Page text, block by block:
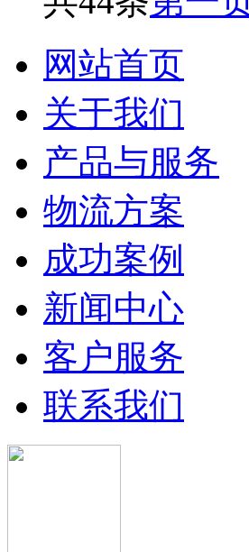
网站首页
关于我们
产品与服务
物流方案
成功案例
新闻中心
客户服务
联系我们